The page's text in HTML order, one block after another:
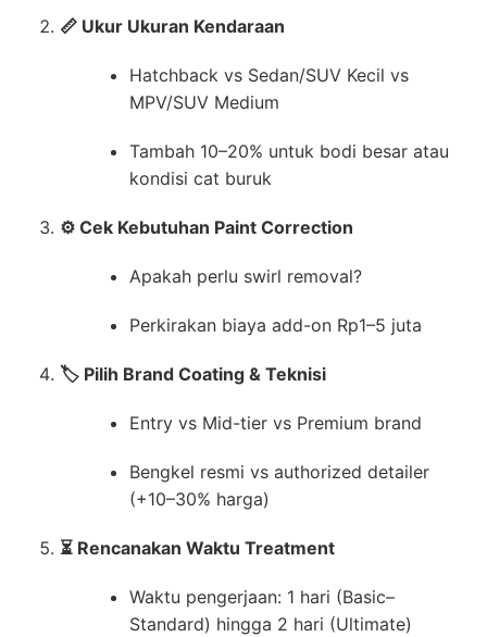
📏 Ukur Ukuran Kendaraan
Hatchback vs Sedan/SUV Kecil vs
MPV/SUV Medium
Tambah 10–20% untuk bodi besar atau
kondisi cat buruk
⚙️ Cek Kebutuhan Paint Correction
Apakah perlu swirl removal?
Perkirakan biaya add-on Rp1–5 juta
🏷️ Pilih Brand Coating & Teknisi
Entry vs Mid-tier vs Premium brand
Bengkel resmi vs authorized detailer
(+10–30% harga)
⏳ Rencanakan Waktu Treatment
Waktu pengerjaan: 1 hari (Basic–
Standard) hingga 2 hari (Ultimate)